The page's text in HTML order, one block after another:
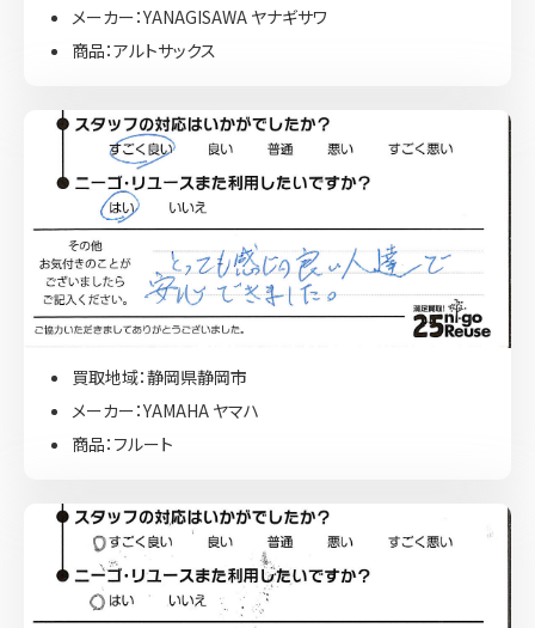
メーカー：YANAGISAWA ヤナギサワ
商品：アルトサックス
買取地域：静岡県静岡市
メーカー：YAMAHA ヤマハ
商品：フルート